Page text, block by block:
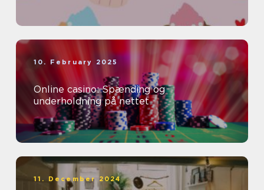
10. February 2025
Online casino: Spænding og
underholdning på nettet
11. December 2024